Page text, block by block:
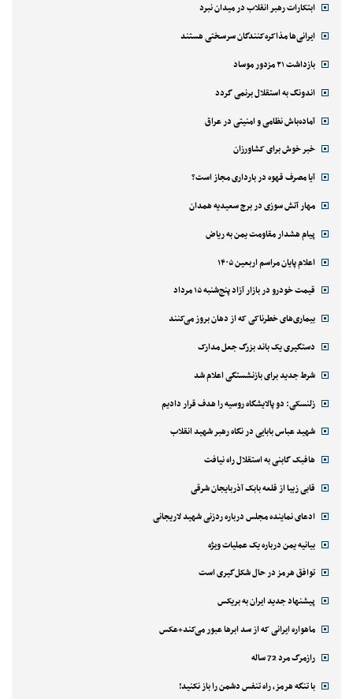
ابتکارات رهبر انقلاب در میدان نبرد
ایرانی‌ها مذاکره‌کنندگان سرسختی هستند
بازداشت ۲۱ مزدور موساد
اندونگ به استقلال برنمی گردد
آماده‌باش نظامی و امنیتی در عراق
خبر خوش برای کشاورزان
آیا مصرف قهوه در بارداری مجاز است؟
مهار آتش سوزی در برج سعیدیه همدان
پیام هشدار مقاومت یمن به ریاض
اعلام پایان مراسم اربعین ۱۴۰۵
قیمت خودرو در بازار آزاد پنج‌شنبه ۱۵ مرداد
بیماری‌های خطرناکی که از دهان بروز می‌کنند
دستگیری یک باند بزرگ جعل مدارک
شرط جدید برای بازنشستگی اعلام شد
زلنسکی: دو پالایشگاه روسیه را هدف قرار دادیم
شهید عباس بابایی در نگاه رهبر شهید انقلاب
هافبک گابنی به استقلال راه نیافت
قابی زیبا از قلعه بابک آذربایجان شرقی
ادعای نماینده مجلس درباره ردزنی شهید لاریجانی
بیانیه یمن درباره یک عملیات ویژه
توافق هرمز در حال شکل‌گیری است
پیشنهاد جدید ایران به بریکس
ماهواره ایرانی که از سد ابرها عبور می‌کند+عکس
رازمرگ مرد 72 ساله
با تنگه هرمز، راه تنفس دشمن را باز نکنید!